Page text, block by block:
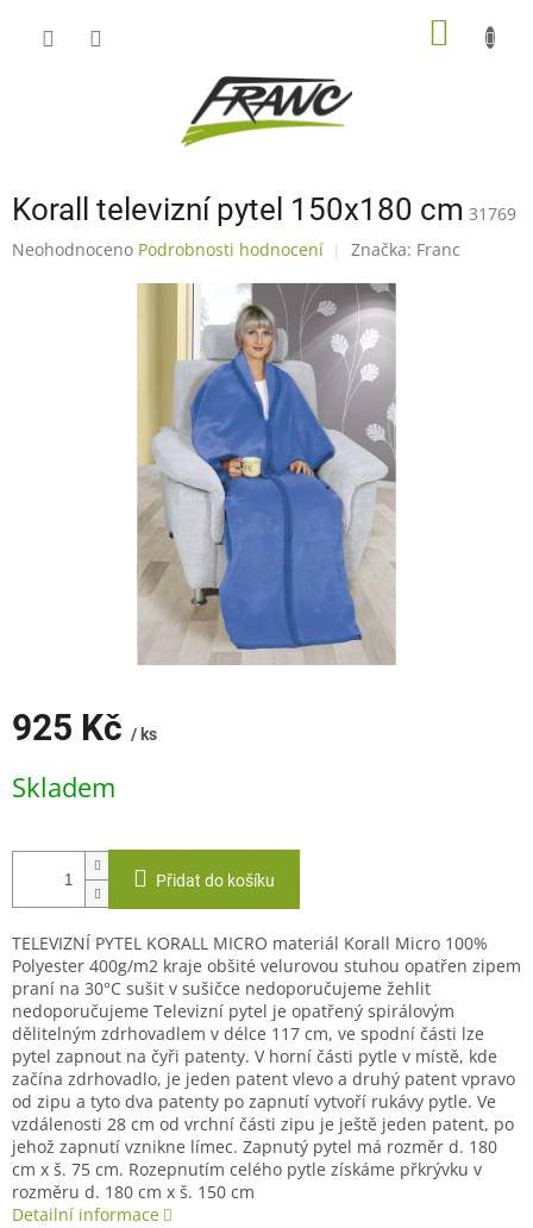
Korall televizní pytel 150x180 cm 31769
Průměrné
Neohodnoceno Podrobnosti hodnocení Značka: Franc
925 Kč / ks
cena:
Skladem
Přidat do košíku
TELEVIZNÍ PYTEL KORALL MICRO materiál Korall Micro 100%
Polyester 400g/m2 kraje obšité velurovou stuhou opatřen zipem
praní na 30°C sušit v sušičce nedoporučujeme žehlit
nedoporučujeme Televizní pytel je opatřený spirálovým
dělitelným zdrhovadlem v délce 117 cm, ve spodní části lze
pytel zapnout na čyři patenty. V horní části pytle v místě, kde
začína zdrhovadlo, je jeden patent vlevo a druhý patent vpravo
od zipu a tyto dva patenty po zapnutí vytvoří rukávy pytle. Ve
vzdálenosti 28 cm od vrchní části zipu je ještě jeden patent, po
jehož zapnutí vznikne límec. Zapnutý pytel má rozměr d. 180
cm x š. 75 cm. Rozepnutím celého pytle získáme přkrývku v
rozměru d. 180 cm x š. 150 cm
Detailní informace